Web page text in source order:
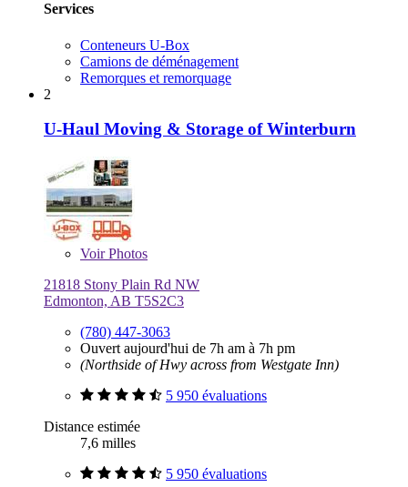
Services
Conteneurs U-Box
Camions de déménagement
Remorques et remorquage
2
U-Haul Moving & Storage of Winterburn
VoirPhotos
21818 Stony Plain Rd NW
Edmonton, AB T5S2C3
(780) 447-3063
Ouvert aujourd'hui de 7h am à 7h pm
(Northside of Hwy across from Westgate Inn)
5 950 évaluations
Distance estimée
7,6 milles
5 950 évaluations